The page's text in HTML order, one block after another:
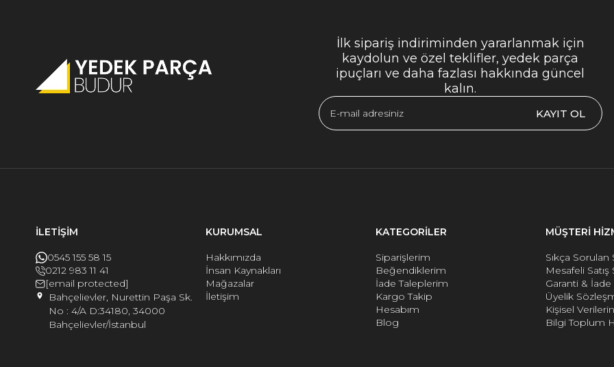
İlk sipariş indiriminden yararlanmak için
kaydolun ve özel teklifler, yedek parça
ipuçları ve daha fazlası hakkında güncel
kalın.
KAYIT OL
İLETİŞİM
0545 155 58 15
0212 983 11 41
[email protected]
Bahçelievler, Nurettin Paşa Sk.
No : 4/A D:34180, 34000
Bahçelievler/İstanbul
KURUMSAL
Hakkımızda
İnsan Kaynakları
Mağazalar
İletişim
KATEGORİLER
Siparişlerim
Beğendiklerim
İade Taleplerim
Kargo Takip
Hesabım
Blog
MÜŞTERİ
Sıkça Sorulan
Mesafeli
Garanti &
Üyelik
Kişisel
Bilgi Toplum